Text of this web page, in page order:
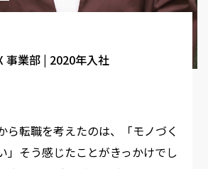
事業部 | 2020年入社
ら転職を考えたのは、「モノづく
」そう感じたことがきっかけでし